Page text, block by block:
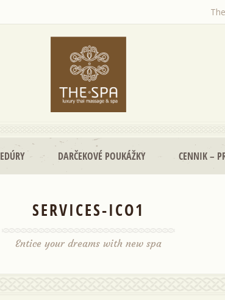
DARČEKOVÉ POUKÁŽKY CENNIK –
SERVICES-ICO1
Entice your dreams with new spa